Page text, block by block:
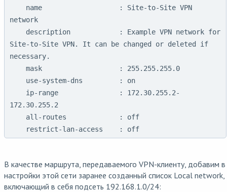
network
Site-to-Site VPN. It can be changed or deleted if
necessary.
172.30.255.2
В качестве маршрута, передаваемого VPN-клиенту, добавим в
настройки этой сети заранее созданный список Local network,
включающий в себя подсеть 192.168.1.0/24: